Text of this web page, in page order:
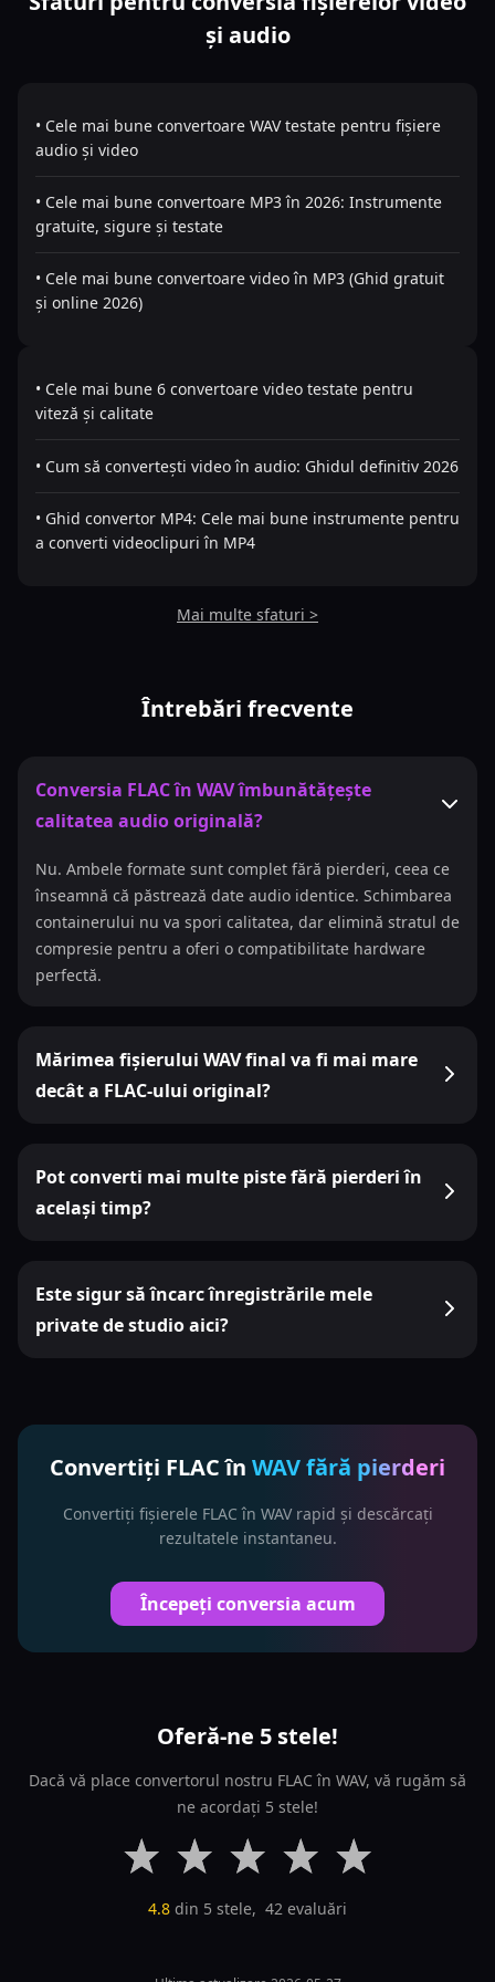
și audio
• Cele mai bune convertoare WAV testate pentru fișiere
audio și video
• Cele mai bune convertoare MP3 în 2026: Instrumente
gratuite, sigure și testate
• Cele mai bune convertoare video în MP3 (Ghid gratuit
și online 2026)
• Cele mai bune 6 convertoare video testate pentru
viteză și calitate
• Cum să convertești video în audio: Ghidul definitiv 2026
• Ghid convertor MP4: Cele mai bune instrumente pentru
a converti videoclipuri în MP4
Mai multe sfaturi >
Întrebări frecvente
Conversia FLAC în WAV îmbunătățește
calitatea audio originală?
Nu. Ambele formate sunt complet fără pierderi, ceea ce
înseamnă că păstrează date audio identice. Schimbarea
containerului nu va spori calitatea, dar elimină stratul de
compresie pentru a oferi o compatibilitate hardware
perfectă.
Mărimea fișierului WAV final va fi mai mare
decât a FLAC-ului original?
Pot converti mai multe piste fără pierderi în
același timp?
Este sigur să încarc înregistrările mele
private de studio aici?
Convertiți FLAC în WAV fără pierderi
Convertiți fișierele FLAC în WAV rapid și descărcați
rezultatele instantaneu.
Începeți conversia acum
Oferă-ne 5 stele!
Dacă vă place convertorul nostru FLAC în WAV, vă rugăm să
ne acordați 5 stele!
4.8 din 5 stele, 42 evaluări